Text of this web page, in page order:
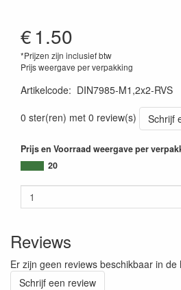
€1.50
*Prijzen zijn inclusief btw
Prijs weergave per verpakking
Artikelcode: DIN7985-M1,2x2-RVS
0 ster(ren) met 0 review(s)
Schrijf
Prijs en Voorraad weergave per
20
Reviews
Er zijn geen reviews beschikbaar in de
Schrijf een review